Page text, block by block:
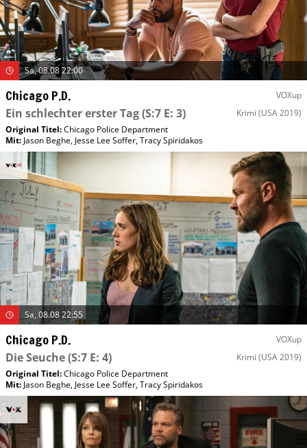
Sa, 08.08 22:00
Chicago P.D. VOXup
Ein schlechter erster Tag(S:7 E: 3) Krimi (USA 2019)
Original Titel:Chicago Police Department
Mit: Jason Beghe, Jesse Lee Soffer,Tracy Spiridakos
Sa, 08.08 22:55
Chicago P.D. VOXup
Die Seuche(S:7 E: 4) Krimi (USA 2019)
Original Titel:Chicago Police Department
Mit: Jason Beghe, Jesse Lee Soffer,Tracy Spiridakos